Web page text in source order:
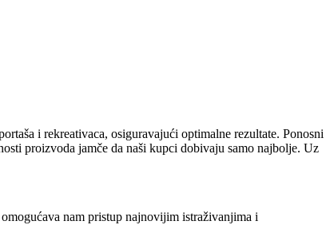
i rekreativaca, osiguravajući optimalne rezultate. Ponosni
proizvoda jamče da naši kupci dobivaju samo najbolje. Uz
nam pristup najnovijim istraživanjima i